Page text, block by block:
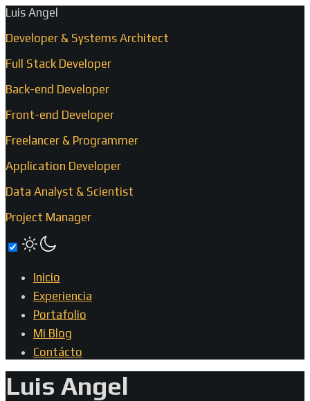
Luis Angel
Developer & Systems Architect
Full Stack Developer
Back-end Developer
Front-end Developer
Freelancer & Programmer
Application Developer
Data Analyst & Scientist
Project Manager
Inicio
Experiencia
Portafolio
Mi Blog
Contácto
Luis Angel